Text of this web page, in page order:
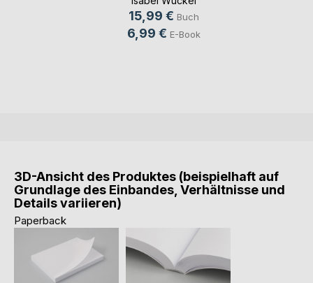
15,99 € Buch
6,99 € E-Book
3D-Ansicht des Produktes (beispielhaft auf
Grundlage des Einbandes, Verhältnisse und
Details variieren)
Paperback